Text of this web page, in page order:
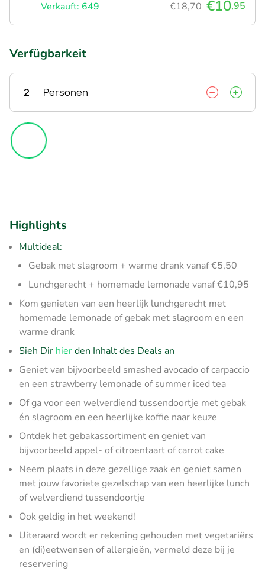
Verkauft: 649 €18,70 €10,95
Verfügbarkeit
2 Personen
Highlights
Multideal:
Gebak met slagroom + warme drank vanaf €5,50
Lunchgerecht + homemade lemonade vanaf €10,95
Kom genieten van een heerlijk lunchgerecht met
homemade lemonade of gebak met slagroom en een
warme drank
Sieh Dir hierden Inhalt des Deals an
Geniet van bijvoorbeeld smashed avocado of carpaccio
en een strawberry lemonade of summer iced tea
Of ga voor een welverdiend tussendoortje met gebak
én slagroom en een heerlijke koffie naar keuze
Ontdek het gebakassortiment en geniet van
bijvoorbeeld appel- of citroentaart of carrot cake
Neem plaats in deze gezellige zaak en geniet samen
met jouw favoriete gezelschap van een heerlijke lunch
of welverdiend tussendoortje
Ook geldig in het weekend!
Uiteraard wordt er rekening gehouden met vegetariërs
en (di)eetwensen of allergieën, vermeld deze bij je
reservering